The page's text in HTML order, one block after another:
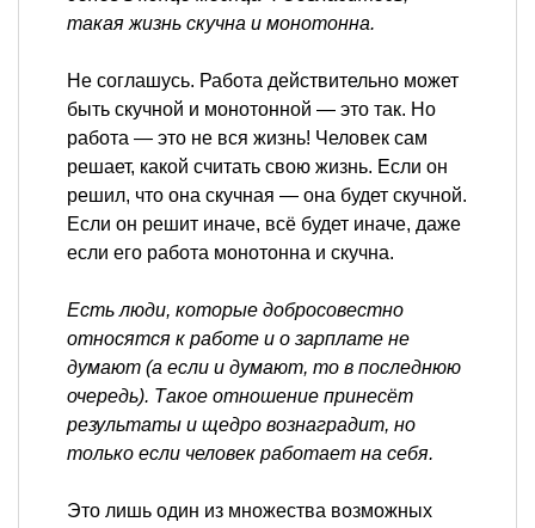
такая жизнь скучна и монотонна.
Не соглашусь. Работа действительно может
быть скучной и монотонной — это так. Но
работа — это не вся жизнь! Человек сам
решает, какой считать свою жизнь. Если он
решил, что она скучная — она будет скучной.
Если он решит иначе, всё будет иначе, даже
если его работа монотонна и скучна.
Есть люди, которые добросовестно
относятся к работе и о зарплате не
думают (а если и думают, то в последнюю
очередь). Такое отношение принесёт
результаты и щедро вознаградит, но
только если человек работает на себя.
Это лишь один из множества возможных